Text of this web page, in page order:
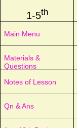
1-5th
Main Menu
Materials &
Questions
Notes of Lesson
Qn & Ans